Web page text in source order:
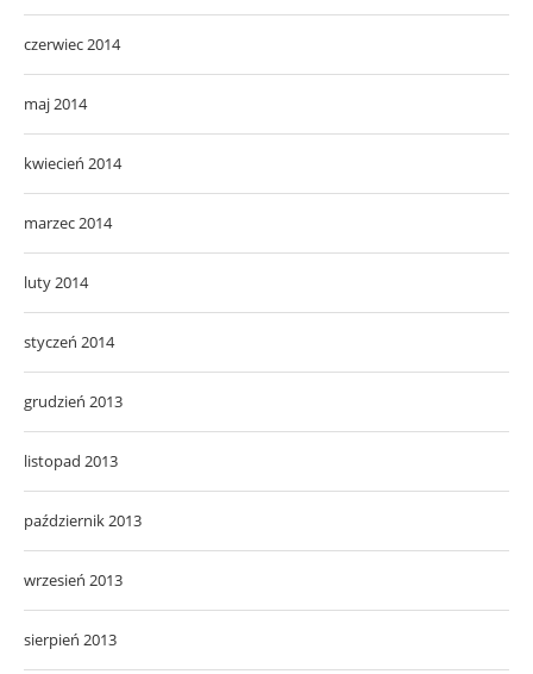
czerwiec 2014
maj 2014
kwiecień 2014
marzec 2014
luty 2014
styczeń 2014
grudzień 2013
listopad 2013
październik 2013
wrzesień 2013
sierpień 2013